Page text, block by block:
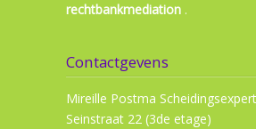
rechtbankmediation .
Contactgevens
Mireille Postma Scheidingsexpert
Seinstraat 22 (3de etage)